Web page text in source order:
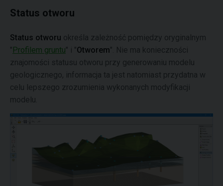
Status otworu
Status otworu określa zależność pomiędzy oryginalnym
"Profilem gruntu" i "Otworem". Nie ma konieczności
znajomości statusu otworu przy generowaniu modelu
geologicznego, informacja ta jest natomiast przydatna w
celu lepszego zrozumienia wykonanych modyfikacji
modelu.